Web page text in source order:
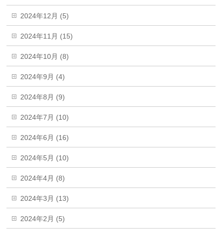
2024年12月 (5)
2024年11月 (15)
2024年10月 (8)
2024年9月 (4)
2024年8月 (9)
2024年7月 (10)
2024年6月 (16)
2024年5月 (10)
2024年4月 (8)
2024年3月 (13)
2024年2月 (5)